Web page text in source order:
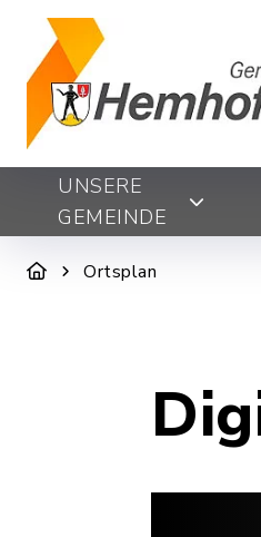
UNSERE
GEMEINDE
Ortsplan